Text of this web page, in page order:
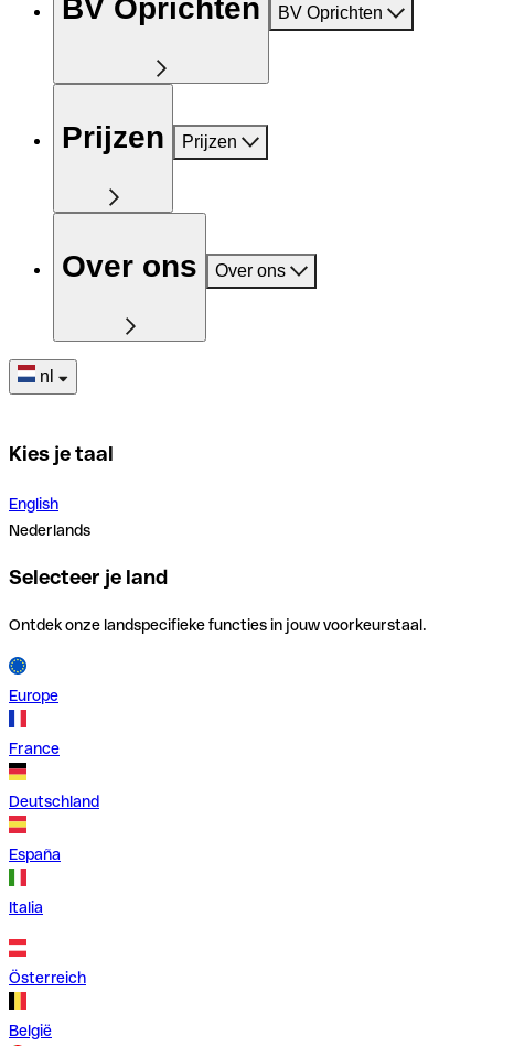
BV Oprichten BV Oprichten
Prijzen Prijzen
Over ons Over ons
nl
Kies je taal
English
Nederlands
Selecteer je land
Ontdek onze landspecifieke functies in jouw voorkeurstaal.
Europe
France
Deutschland
España
Italia
Österreich
België